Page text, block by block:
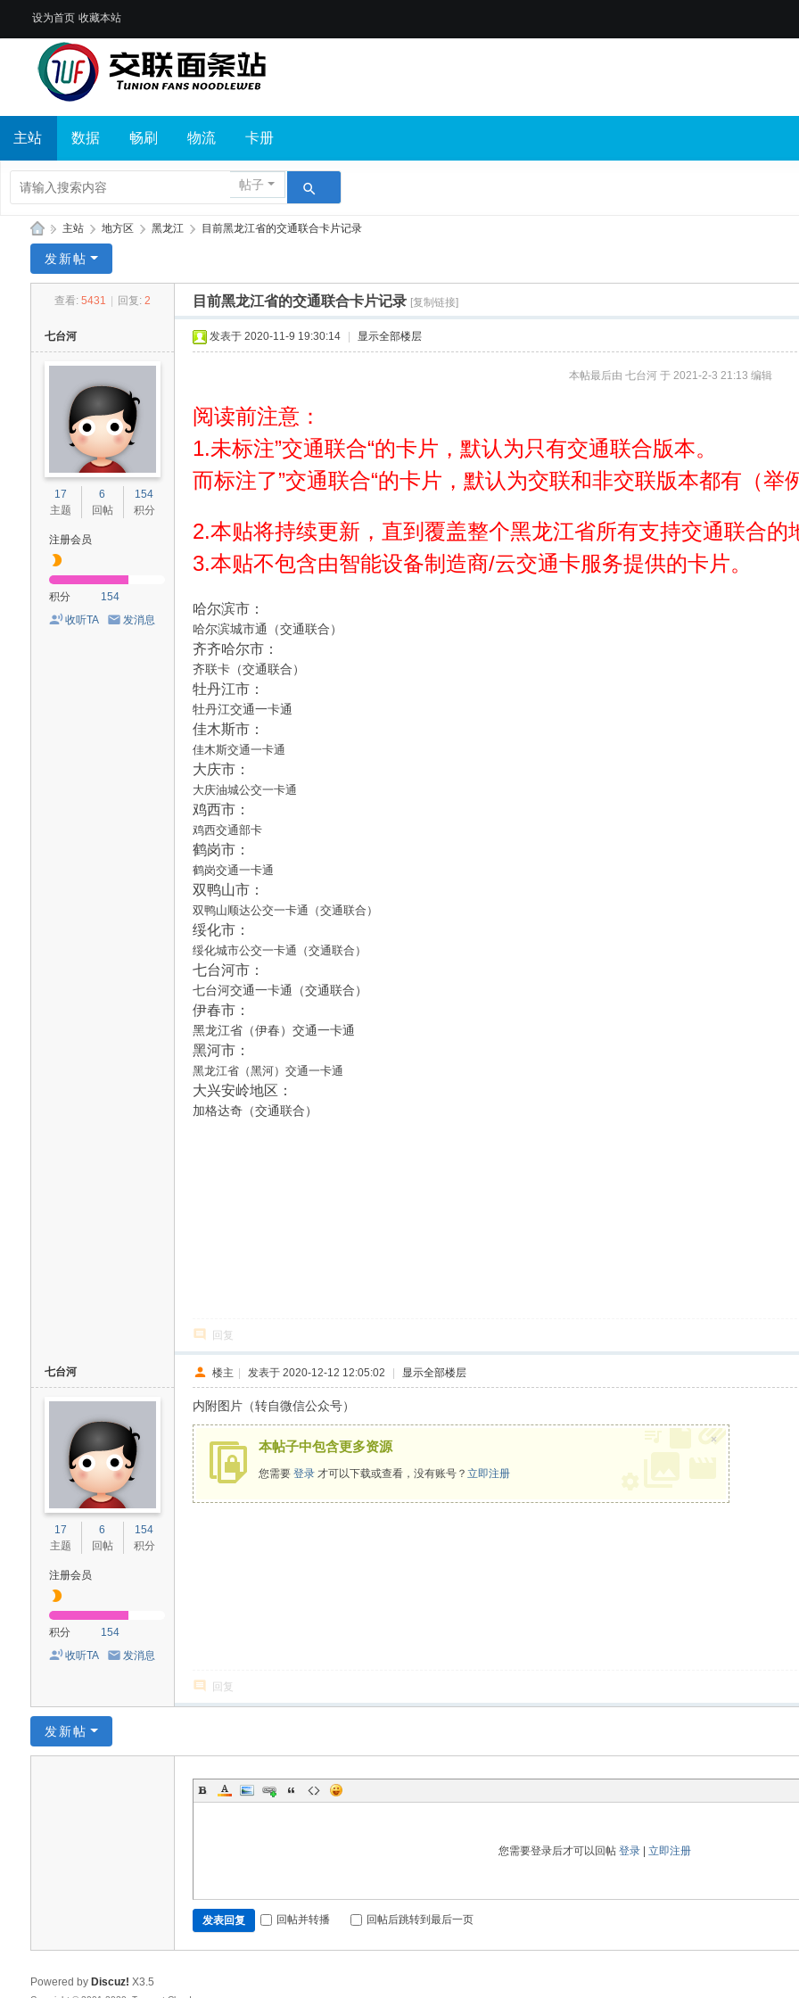
设为首页 收藏本站
主站 数据 畅刷 物流 卡册
帖子
联
» 主站 › 地方区 › 黑龙江 › 目前黑龙江省的交通联合卡片记录
发新帖
查看: 5431 回复: 2 目前黑龙江省的交通联合卡片记录 [复制链接]
七台河
17
主题
6
回帖
154
积分
注册会员
积分
154
收听TA
发消息
发表于 2020-11-9 19:30:14 显示全部楼层
本帖最后由 七台河 于 2021-2-3 21:13 编辑
阅读前注意：
1.未标注”交通联合“的卡片，默认为只有交通联合版本。
而标注了”交通联合“的卡片，默认为交联和非交联版本都有（举
2.本贴将持续更新，直到覆盖整个黑龙江省所有支持交通联合的
3.本贴不包含由智能设备制造商/云交通卡服务提供的卡片。
哈尔滨市：
哈尔滨城市通（交通联合）
齐齐哈尔市：
齐联卡（交通联合）
牡丹江市：
牡丹江交通一卡通
佳木斯市：
佳木斯交通一卡通
大庆市：
大庆油城公交一卡通
鸡西市：
鸡西交通部卡
鹤岗市：
鹤岗交通一卡通
双鸭山市：
双鸭山顺达公交一卡通（交通联合）
绥化市：
绥化城市公交一卡通（交通联合）
七台河市：
七台河交通一卡通（交通联合）
伊春市：
黑龙江省（伊春）交通一卡通
黑河市：
黑龙江省（黑河）交通一卡通
大兴安岭地区：
加格达奇（交通联合）
回复
七台河
17
主题
6
回帖
154
积分
注册会员
积分
154
收听TA
发消息
楼主 | 发表于 2020-12-12 12:05:02 | 显示全部楼层
内附图片（转自微信公众号）
本帖子中包含更多资源
您需要 登录才可以下载或查看，没有账号？ 立即注册
×
回复
发新帖
您需要登录后才可以回帖登录 |立即注册
发表回复 回帖并转播 回帖后跳转到最后一页
Powered by Discuz! X3.5